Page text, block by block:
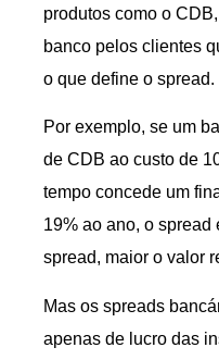
produtos como o
banco pelos clientes
o que define o spread.
Por exemplo, se um
de CDB ao custo de
tempo concede um
19% ao ano, o spread
spread, maior o valor
Mas os spreads
apenas de lucro das